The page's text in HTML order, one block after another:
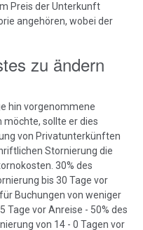
Preis der Unterkunft
angehören, wobei der
zu ändern
hin vorgenommene
möchte, sollte er dies
von Privatunterkünften
Stornierung die
30% des
bis 30 Tage vor
Buchungen von weniger
Tage vor Anreise - 50% des
von 14 - 0 Tagen vor